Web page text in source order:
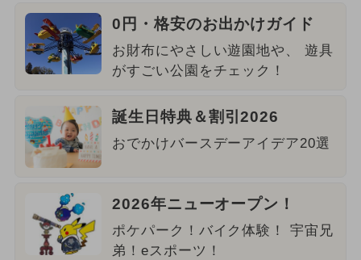
0円・格安のお出かけガイド
お財布にやさしい遊園地や、 遊具
がすごい公園をチェック！
誕生日特典＆割引2026
おでかけバースデーアイデア20選
2026年ニューオープン！
ポケパーク！バイク体験！ 宇宙兄
弟！eスポーツ！